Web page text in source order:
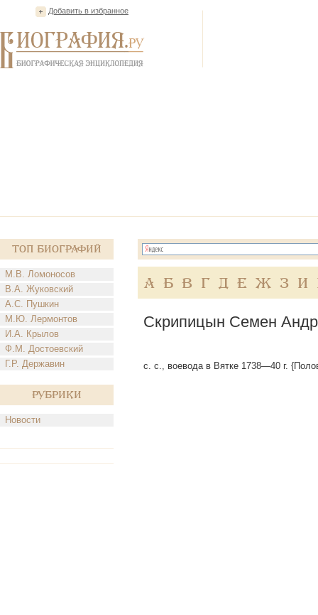
Добавить в избранное
Топ Биографий
М.В. Ломоносов
В.А. Жуковский
А.С. Пушкин
М.Ю. Лермонтов
И.А. Крылов
Ф.М. Достоевский
Г.Р. Державин
Рубрики
Новости
А Б В Г Д Е Ж З И
Скрипицын Семен
с. с., воевода в Вятке 1738—40 г.